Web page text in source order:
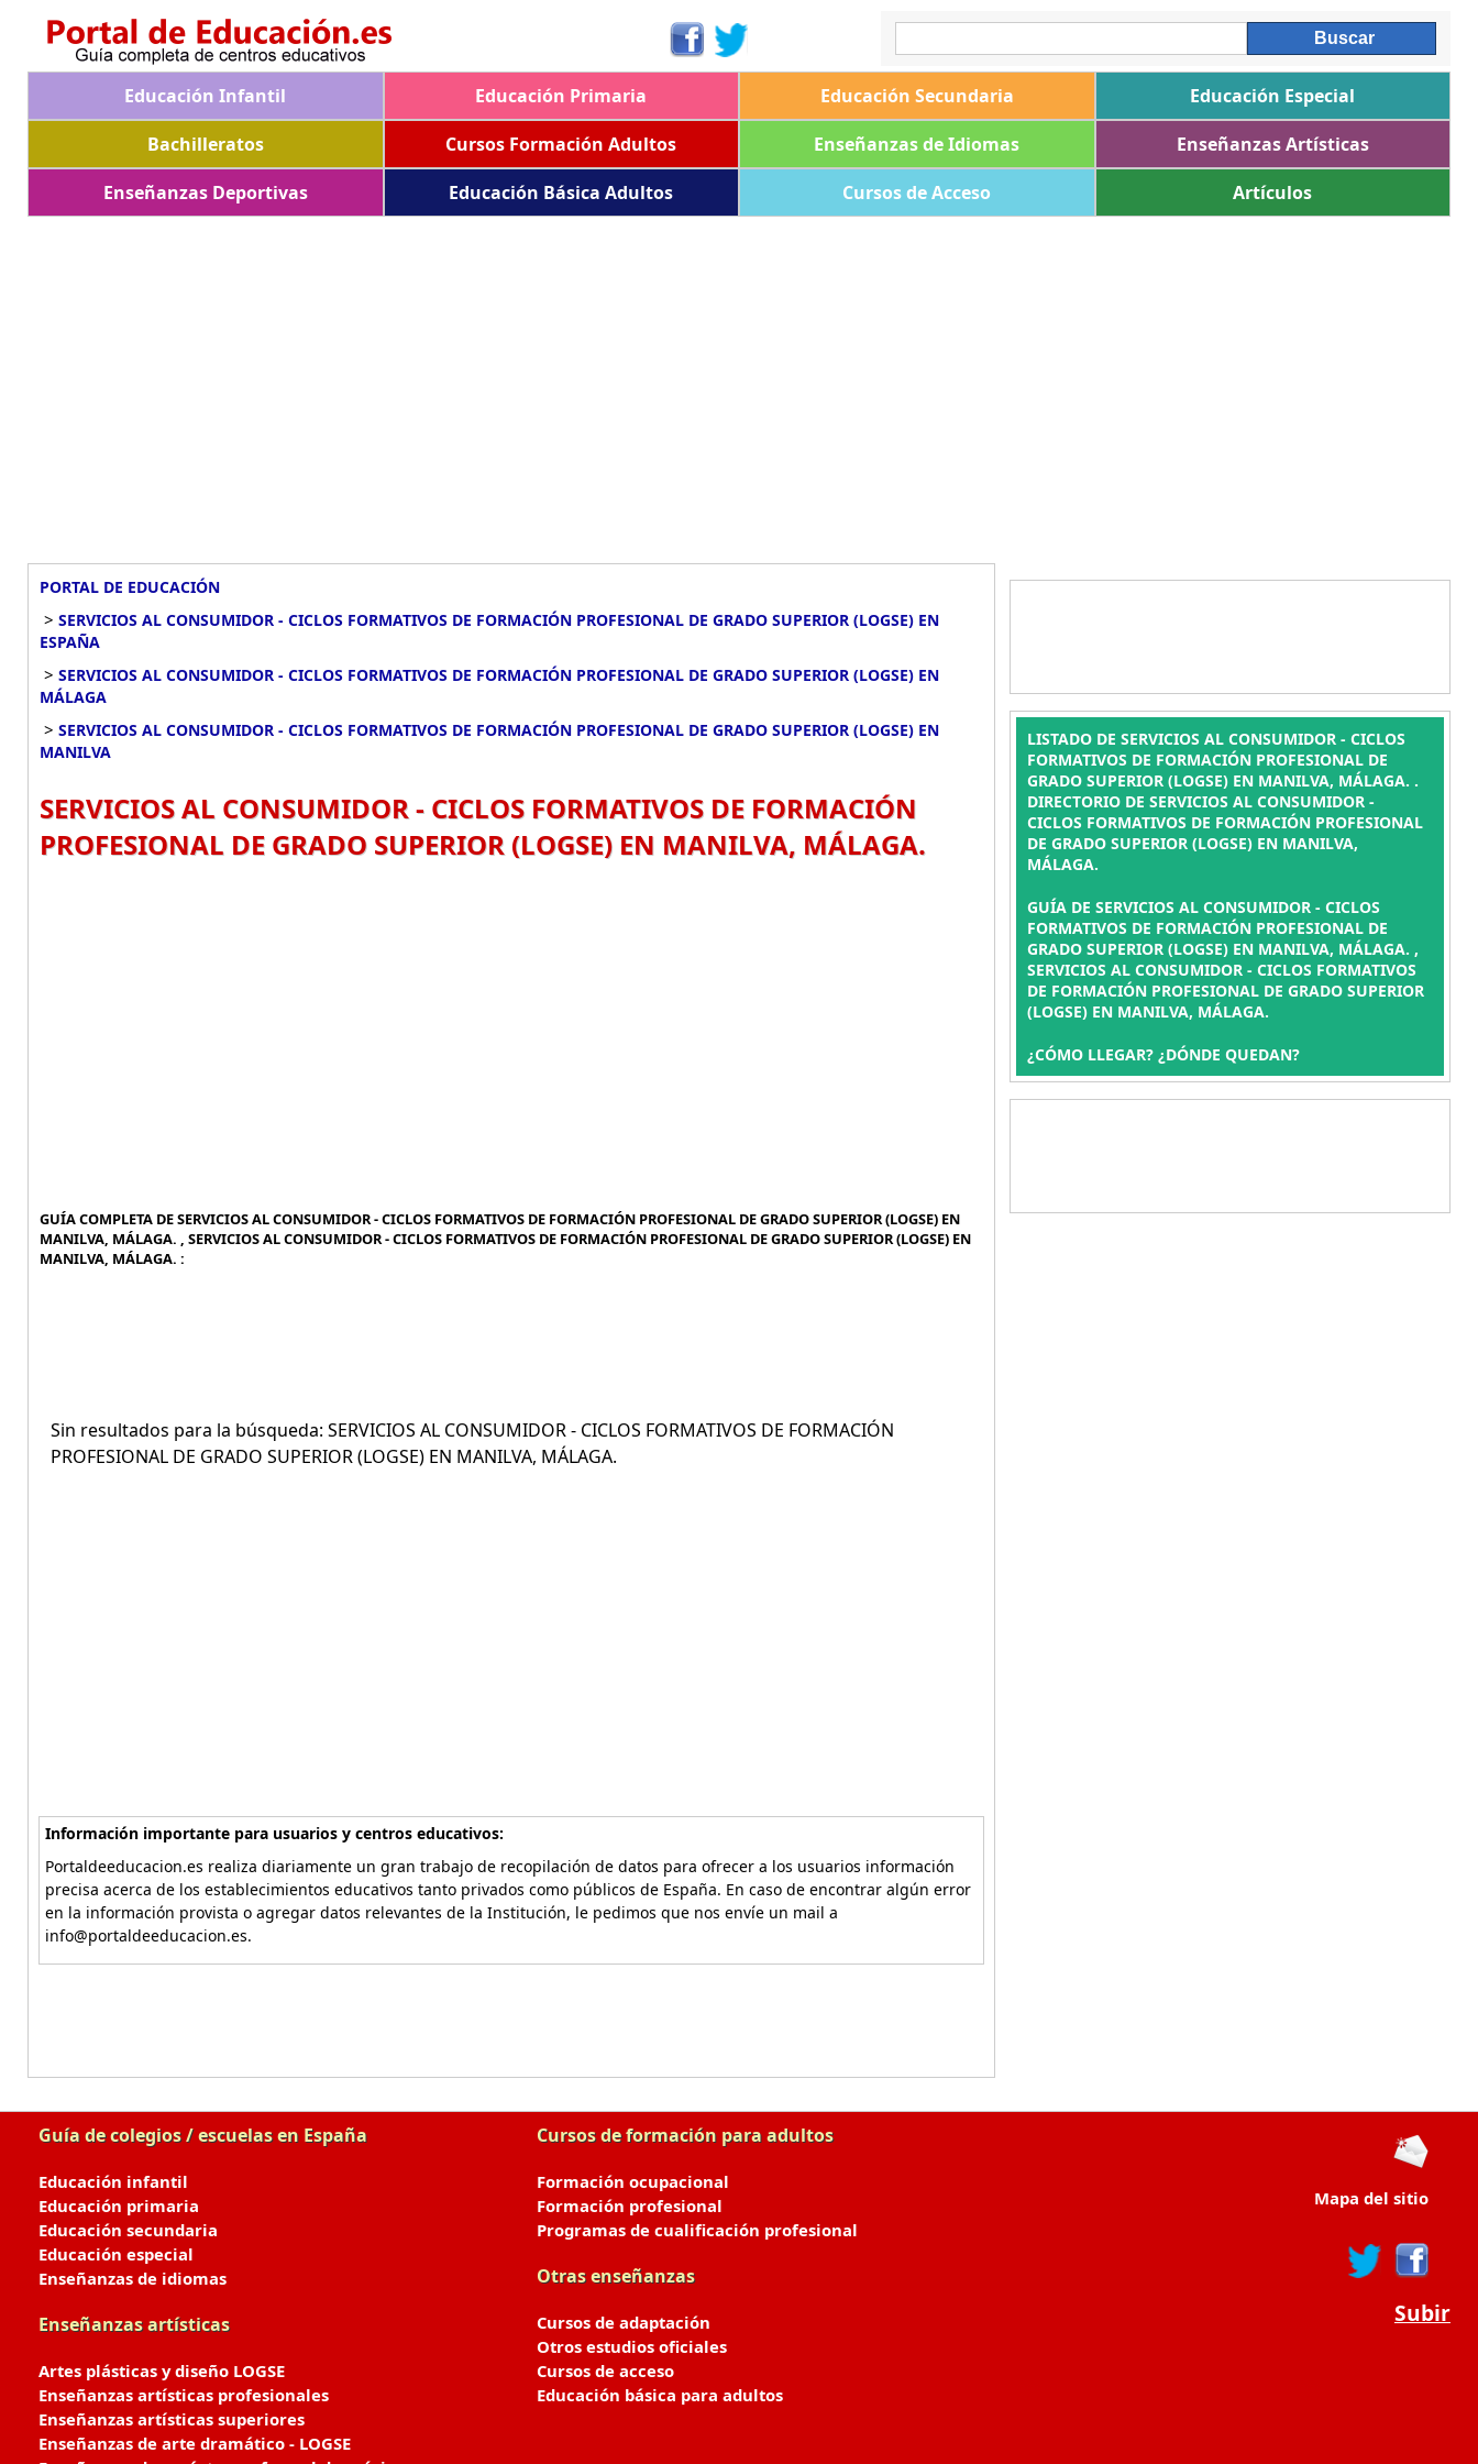
Educación Infantil Educación Primaria Educación Secundaria
Educación Especial
Bachilleratos
Cursos Formación Adultos Enseñanzas de Idiomas
Enseñanzas Artísticas
Enseñanzas Deportivas
Educación Básica Adultos Cursos de Acceso Artículos
PORTAL DE EDUCACIÓN
> SERVICIOS AL CONSUMIDOR - CICLOS FORMATIVOS DE FORMACIÓN PROFESIONAL DE GRADO SUPERIOR (LOGSE) EN
ESPAÑA
> SERVICIOS AL CONSUMIDOR - CICLOS FORMATIVOS DE FORMACIÓN PROFESIONAL DE GRADO SUPERIOR (LOGSE) EN
MÁLAGA
> SERVICIOS AL CONSUMIDOR - CICLOS FORMATIVOS DE FORMACIÓN PROFESIONAL DE GRADO SUPERIOR (LOGSE) EN
MANILVA
SERVICIOS AL CONSUMIDOR - CICLOS FORMATIVOS DE FORMACIÓN
PROFESIONAL DE GRADO SUPERIOR (LOGSE) EN MANILVA, MÁLAGA.
GUÍA COMPLETA DE SERVICIOS AL CONSUMIDOR - CICLOS FORMATIVOS DE FORMACIÓN PROFESIONAL DE GRADO SUPERIOR (LOGSE) EN
MANILVA, MÁLAGA. , SERVICIOS AL CONSUMIDOR - CICLOS FORMATIVOS DE FORMACIÓN PROFESIONAL DE GRADO SUPERIOR (LOGSE) EN
MANILVA, MÁLAGA. :
Sin resultados para la búsqueda: SERVICIOS AL CONSUMIDOR - CICLOS FORMATIVOS DE FORMACIÓN
PROFESIONAL DE GRADO SUPERIOR (LOGSE) EN MANILVA, MÁLAGA.
Información importante para usuarios y centros educativos:
Portaldeeducacion.es realiza diariamente un gran trabajo de recopilación de datos para ofrecer a los usuarios información
precisa acerca de los establecimientos educativos tanto privados como públicos de España. En caso de encontrar algún error
en la información provista o agregar datos relevantes de la Institución, le pedimos que nos envíe un mail a
info@portaldeeducacion.es.
LISTADO DE SERVICIOS AL CONSUMIDOR - CICLOS
FORMATIVOS DE FORMACIÓN PROFESIONAL DE
GRADO SUPERIOR (LOGSE) EN MANILVA, MÁLAGA. .
DIRECTORIO DE SERVICIOS AL CONSUMIDOR -
CICLOS FORMATIVOS DE FORMACIÓN PROFESIONAL
DE GRADO SUPERIOR (LOGSE) EN MANILVA,
MÁLAGA.
GUÍA DE SERVICIOS AL CONSUMIDOR - CICLOS
FORMATIVOS DE FORMACIÓN PROFESIONAL DE
GRADO SUPERIOR (LOGSE) EN MANILVA, MÁLAGA. ,
SERVICIOS AL CONSUMIDOR - CICLOS FORMATIVOS
DE FORMACIÓN PROFESIONAL DE GRADO SUPERIOR
(LOGSE) EN MANILVA, MÁLAGA.
¿CÓMO LLEGAR? ¿DÓNDE QUEDAN?
Guía de colegios / escuelas en España
Educación infantil
Educación primaria
Educación secundaria
Educación especial
Enseñanzas de idiomas
Enseñanzas artísticas
Artes plásticas y diseño LOGSE
Enseñanzas artísticas profesionales
Enseñanzas artísticas superiores
Enseñanzas de arte dramático - LOGSE
Cursos de formación para adultos
Formación ocupacional
Formación profesional
Programas de cualificación profesional
Otras enseñanzas
Cursos de adaptación
Otros estudios oficiales
Cursos de acceso
Educación básica para adultos
Mapa del sitio
Subir